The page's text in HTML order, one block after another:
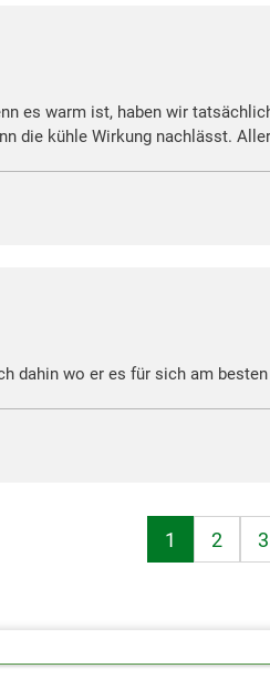
es warm ist, haben wir
die kühle Wirkung nachlässt.
dahin wo er es für sich am
1 2 3